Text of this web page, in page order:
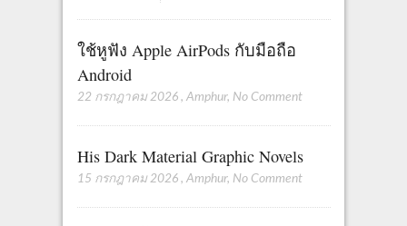
ใช้หูฟัง Apple AirPods กับมือถือ
Android
22 กรกฎาคม 2026 , Amphur, No Comment
His Dark Material Graphic Novels
15 กรกฎาคม 2026 , Amphur, No Comment